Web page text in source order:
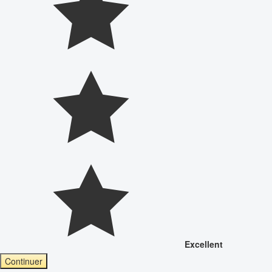
Excellent
Continuer